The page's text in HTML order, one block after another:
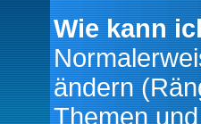
Wie kann
ändern
Themen